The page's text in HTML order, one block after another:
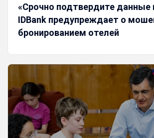
«Срочно подтвердите данные
IDBank предупреждает о
бронированием отелей